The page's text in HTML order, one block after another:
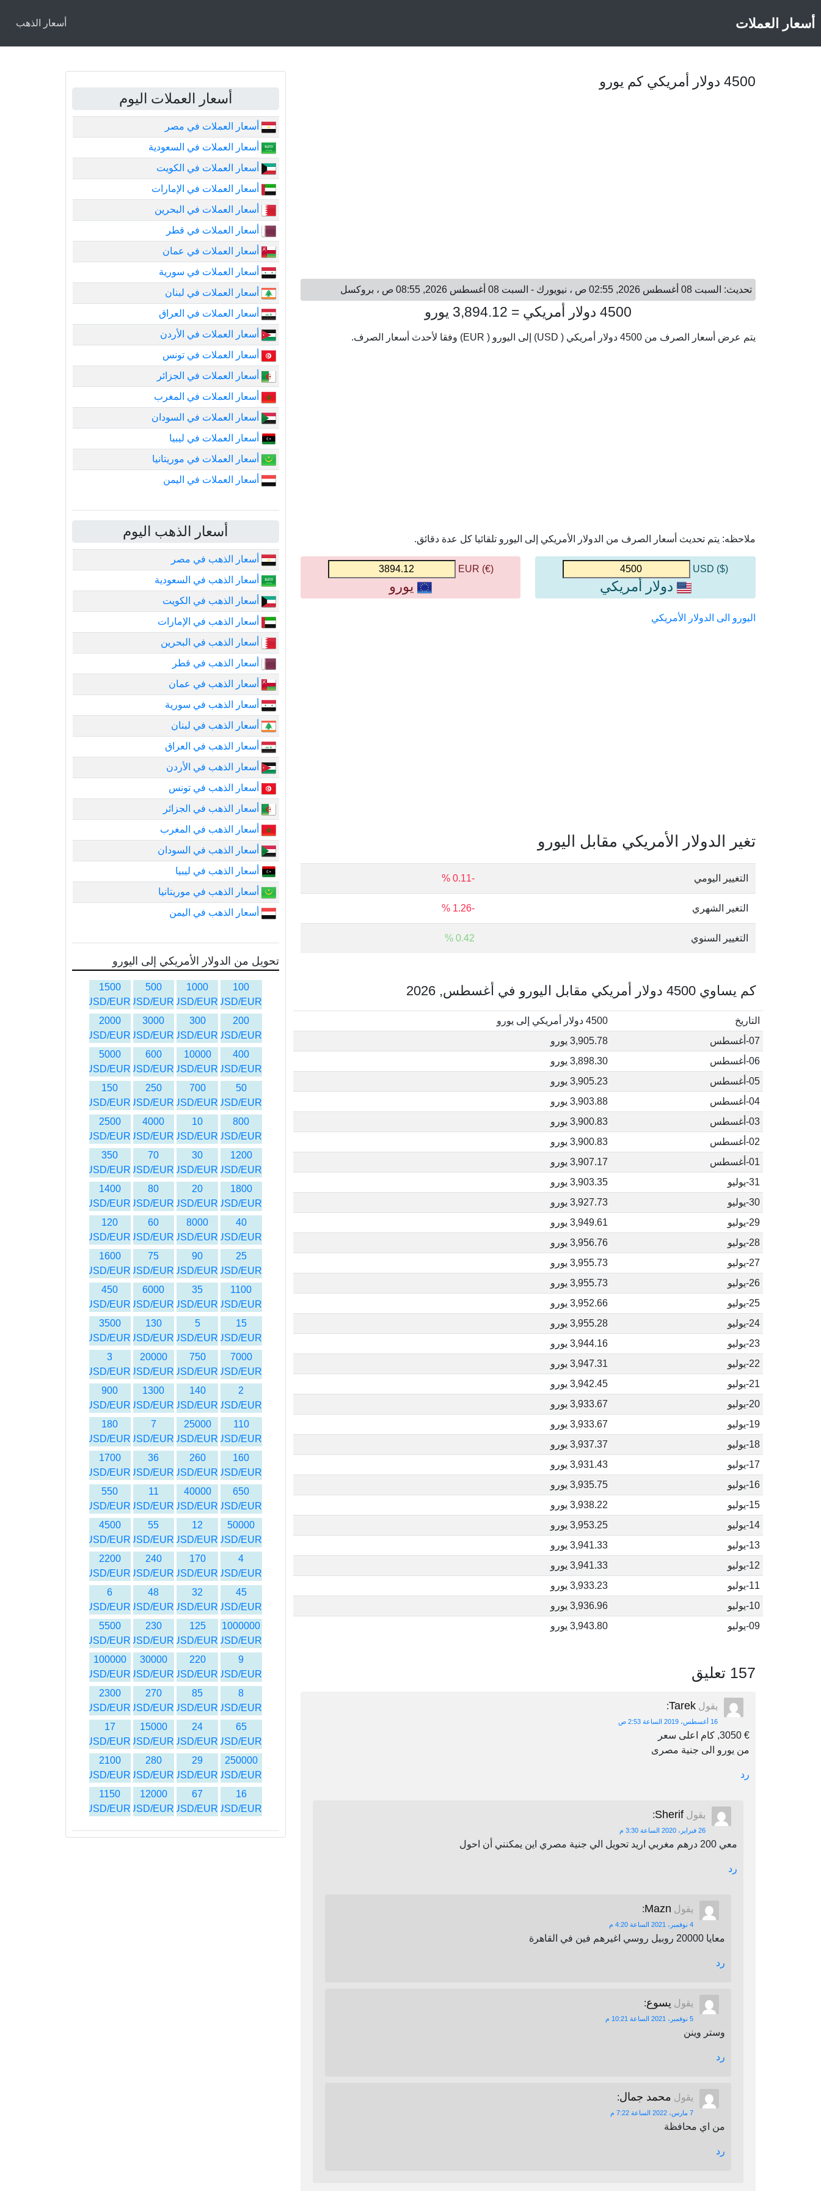
أسعار العملات أسعار الذهب
4500 دولار أمريكي كم يورو
تحديث: السبت 08 أغسطس 2026, 02:55 ص ، نيويورك - السبت 08 أغسطس 2026, 08:55 ص ، بروكسل
4500 دولار أمريكي = 3,894.12 يورو
يتم عرض أسعار الصرف من 4500 دولار أمريكي ( USD) إلى اليورو ( EUR) وفقا لأحدث أسعار الصرف.
ملاحظه: يتم تحديث أسعار الصرف من الدولار الأمريكي إلى اليورو تلقائيا كل عدة دقائق.
($) USD
دولار أمريكي
(€) EUR
يورو
اليورو الى الدولار الأمريكي
تغير الدولار الأمريكي مقابل اليورو
التغيير اليومي -0.11 %
التغير الشهري -1.26 %
التغيير السنوي 0.42 %
كم يساوي 4500 دولار أمريكي مقابل اليورو في أغسطس, 2026
التاريخ
4500 دولار أمريكي إلى يورو
07-أغسطس
3,905.78 يورو
06-أغسطس
3,898.30 يورو
05-أغسطس
3,905.23 يورو
04-أغسطس
3,903.88 يورو
03-أغسطس
3,900.83 يورو
02-أغسطس
3,900.83 يورو
01-أغسطس
3,907.17 يورو
31-يوليو
3,903.35 يورو
30-يوليو
3,927.73 يورو
29-يوليو
3,949.61 يورو
28-يوليو
3,956.76 يورو
27-يوليو
3,955.73 يورو
26-يوليو
3,955.73 يورو
25-يوليو
3,952.66 يورو
24-يوليو
3,955.28 يورو
23-يوليو
3,944.16 يورو
22-يوليو
3,947.31 يورو
21-يوليو
3,942.45 يورو
20-يوليو
3,933.67 يورو
19-يوليو
3,933.67 يورو
18-يوليو
3,937.37 يورو
17-يوليو
3,931.43 يورو
16-يوليو
3,935.75 يورو
15-يوليو
3,938.22 يورو
14-يوليو
3,953.25 يورو
13-يوليو
3,941.33 يورو
12-يوليو
3,941.33 يورو
11-يوليو
3,933.23 يورو
10-يوليو
3,936.96 يورو
09-يوليو
3,943.80 يورو
157 تعليق
يقول Tarek
:
16 أغسطس، 2019 الساعة 2:53 ص
€ 3050, كام اعلى سعر
من يورو الى جنية مصرى
رد
يقول Sherif
:
26 فبراير، 2020 الساعة 3:30 م
معي 200 درهم مغربي اريد تحويل الي جنية مصري اين يمكنني أن احول
رد
يقول Mazn
:
4 نوفمبر، 2021 الساعة 4:20 م
معايا 20000 روبيل روسي اغيرهم فين في القاهرة
رد
يقول يسوع:
5 نوفمبر، 2021 الساعة 10:21 م
وستر وينن
رد
يقول محمد جمال:
7 مارس، 2022 الساعة 7:22 م
من اي محافظة
رد
أسعار العملات اليوم
أسعار العملات في مصر
أسعار العملات في السعودية
أسعار العملات في الكويت
أسعار العملات في الإمارات
أسعار العملات في البحرين
أسعار العملات في قطر
أسعار العملات في عمان
أسعار العملات في سورية
أسعار العملات في لبنان
أسعار العملات في العراق
أسعار العملات في الأردن
أسعار العملات في تونس
أسعار العملات في الجزائر
أسعار العملات في المغرب
أسعار العملات في السودان
أسعار العملات في ليبيا
أسعار العملات في موريتانيا
أسعار العملات في اليمن
أسعار الذهب اليوم
أسعار الذهب في مصر
أسعار الذهب في السعودية
أسعار الذهب في الكويت
أسعار الذهب في الإمارات
أسعار الذهب في البحرين
أسعار الذهب في قطر
أسعار الذهب في عمان
أسعار الذهب في سورية
أسعار الذهب في لبنان
أسعار الذهب في العراق
أسعار الذهب في الأردن
أسعار الذهب في تونس
أسعار الذهب في الجزائر
أسعار الذهب في المغرب
أسعار الذهب في السودان
أسعار الذهب في ليبيا
أسعار الذهب في موريتانيا
أسعار الذهب في اليمن
تحويل من الدولار الأمريكي إلى اليورو
100
USD/EUR
1000
USD/EUR
500
USD/EUR
1500
USD/EUR
200
USD/EUR
300
USD/EUR
3000
USD/EUR
2000
USD/EUR
400
USD/EUR
10000
USD/EUR
600
USD/EUR
5000
USD/EUR
50
USD/EUR
700
USD/EUR
250
USD/EUR
150
USD/EUR
800
USD/EUR
10
USD/EUR
4000
USD/EUR
2500
USD/EUR
1200
USD/EUR
30
USD/EUR
70
USD/EUR
350
USD/EUR
1800
USD/EUR
20
USD/EUR
80
USD/EUR
1400
USD/EUR
40
USD/EUR
8000
USD/EUR
60
USD/EUR
120
USD/EUR
25
USD/EUR
90
USD/EUR
75
USD/EUR
1600
USD/EUR
1100
USD/EUR
35
USD/EUR
6000
USD/EUR
450
USD/EUR
15
USD/EUR
5
USD/EUR
130
USD/EUR
3500
USD/EUR
7000
USD/EUR
750
USD/EUR
20000
USD/EUR
3
USD/EUR
2
USD/EUR
140
USD/EUR
1300
USD/EUR
900
USD/EUR
110
USD/EUR
25000
USD/EUR
7
USD/EUR
180
USD/EUR
160
USD/EUR
260
USD/EUR
36
USD/EUR
1700
USD/EUR
650
USD/EUR
40000
USD/EUR
11
USD/EUR
550
USD/EUR
50000
USD/EUR
12
USD/EUR
55
USD/EUR
4500
USD/EUR
4
USD/EUR
170
USD/EUR
240
USD/EUR
2200
USD/EUR
45
USD/EUR
32
USD/EUR
48
USD/EUR
6
USD/EUR
1000000
USD/EUR
125
USD/EUR
230
USD/EUR
5500
USD/EUR
9
USD/EUR
220
USD/EUR
30000
USD/EUR
100000
USD/EUR
8
USD/EUR
85
USD/EUR
270
USD/EUR
2300
USD/EUR
65
USD/EUR
24
USD/EUR
15000
USD/EUR
17
USD/EUR
250000
USD/EUR
29
USD/EUR
280
USD/EUR
2100
USD/EUR
16
USD/EUR
67
USD/EUR
12000
USD/EUR
1150
USD/EUR